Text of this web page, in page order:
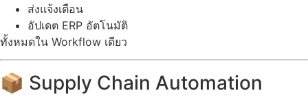
ส่งแจ้งเตือน
อัปเดต ERP อัตโนมัติ
ทั้งหมดใน Workflow เดียว
📦 Supply Chain Automation